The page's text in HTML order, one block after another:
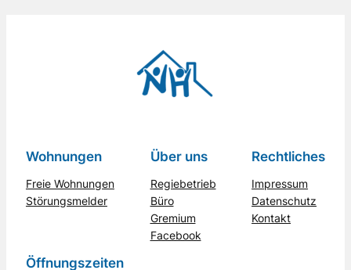
Wohnungen
Freie Wohnungen
Störungsmelder
Über uns
Regiebetrieb
Büro
Gremium
Facebook
Rechtliches
Impressum
Datenschutz
Kontakt
Öffnungszeiten